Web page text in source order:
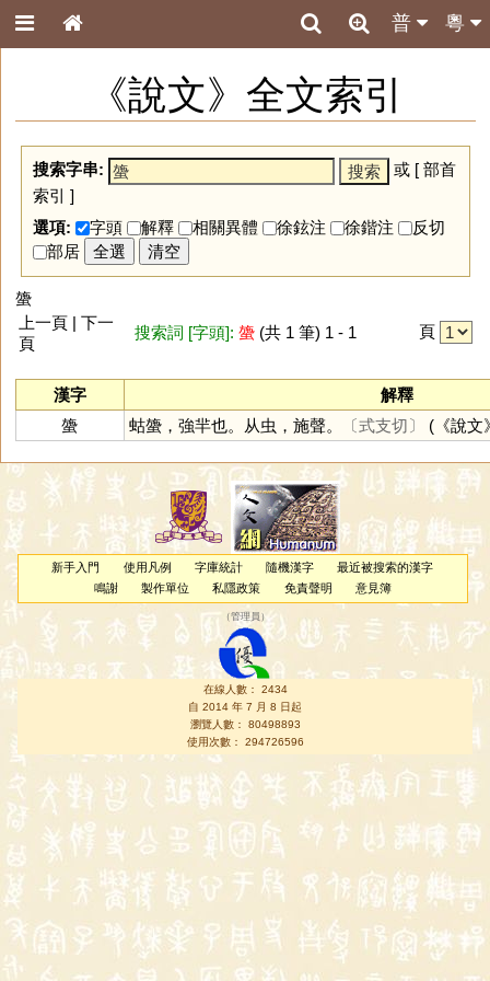
粵
普
《說文》全文索引
搜索字串: 或 [ 部首
索引 ]
選項:
字頭 解釋 相關異體 徐鉉注 徐鍇注
反切
部居
全選 清空
䗐
上一頁 | 下一
頁
搜索詞 [字頭]: 䗐(共 1 筆) 1 - 1 頁
漢字
解釋
䗐
蛄䗐，強羋也。从虫，施聲。 〔式支切〕 (《說文
新手入門 使用凡例 字庫統計 隨機漢字
最近被搜索的漢字
鳴謝
製作單位 私隱政策 免責聲明 意見簿
（管理員 ）
在線人數： 2434
自 2014 年 7 月 8 日起
瀏覽人數： 80498893
使用次數： 294726596